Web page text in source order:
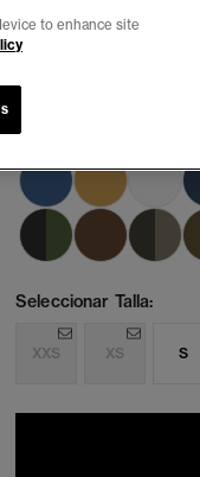
Seleccionar Talla:
XXS XS S
to enhance site